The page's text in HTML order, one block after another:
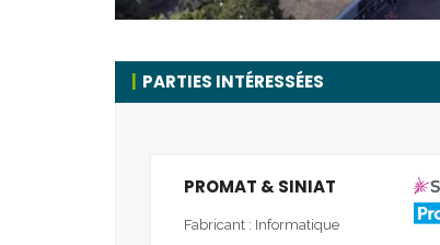
PARTIES INTÉRESSÉES
PROMAT & SINIAT
Fabricant : Informatique